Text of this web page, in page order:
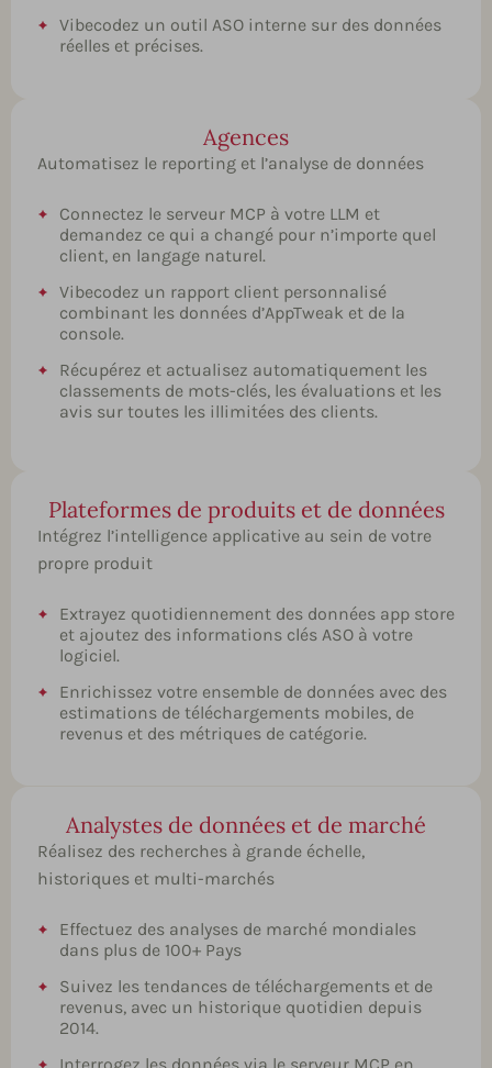
Vibecodez un outil ASO interne sur des données
réelles et précises.
Agences
Automatisez le reporting et l’analyse de données
Connectez le serveur MCP à votre LLM et
demandez ce qui a changé pour n’importe quel
client, en langage naturel.
Vibecodez un rapport client personnalisé
combinant les données d’AppTweak et de la
console.
Récupérez et actualisez automatiquement les
classements de mots-clés, les évaluations et les
avis sur toutes les illimitées des clients.
Plateformes de produits et de données
Intégrez l’intelligence applicative au sein de votre
propre produit
Extrayez quotidiennement des données app store
et ajoutez des informations clés ASO à votre
logiciel.
Enrichissez votre ensemble de données avec des
estimations de téléchargements mobiles, de
revenus et des métriques de catégorie.
Analystes de données et de marché
Réalisez des recherches à grande échelle,
historiques et multi-marchés
Effectuez des analyses de marché mondiales
dans plus de 100+ Pays
Suivez les tendances de téléchargements et de
revenus, avec un historique quotidien depuis
2014.